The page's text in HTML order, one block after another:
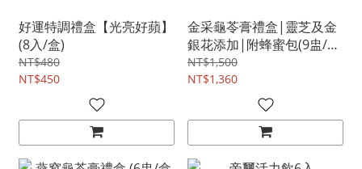
好運特調禮盒【光亮好蘋】
(8入/盒)
NT$480
NT$450
金采龜苓膏禮盒|靈芝及金
銀花添加|附蜂蜜包(9盅/盒
x2)
NT$1,500
NT$1,360